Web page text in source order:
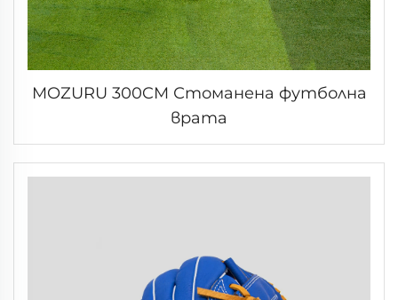
MOZURU 300CM Стоманена футболна
врата